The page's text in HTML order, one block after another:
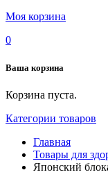
Моя корзина
0
Ваша корзина
Корзина пуста.
Категории товаров
Главная
Товары для
Японский